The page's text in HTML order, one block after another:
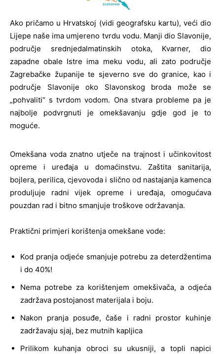
Ako pričamo u Hrvatskoj (vidi geografsku kartu), veći dio
Lijepe naše ima umjereno tvrdu vodu. Manji dio Slavonije,
područje srednjedalmatinskih otoka, Kvarner, dio
zapadne obale Istre ima meku vodu, ali zato područje
Zagrebačke županije te sjeverno sve do granice, kao i
područje Slavonije oko Slavonskog broda može se
„pohvaliti“ s tvrdom vodom. Ona stvara probleme pa je
najbolje podvrgnuti je omekšavanju gdje god je to
moguće.
Omekšana voda znatno utječe na trajnost i učinkovitost
opreme i uređaja u domaćinstvu. Zaštita sanitarija,
bojlera, perilica, cjevovoda i slično od nastajanja kamenca
produljuje radni vijek opreme i uređaja, omogućava
pouzdan rad i bitno smanjuje troškove održavanja.
Praktični primjeri korištenja omekšane vode:
Kod pranja odjeće smanjuje potrebu za deterdžentima
i do 40%!
Nema potrebe za korištenjem omekšivača, a odjeća
zadržava postojanost materijala i boju.
Nakon pranja posuđe, čaše i radni prostor kuhinje
zadržavaju sjaj, bez mutnih kapljica
Prilikom kuhanja obroci su ukusniji, a topli napici